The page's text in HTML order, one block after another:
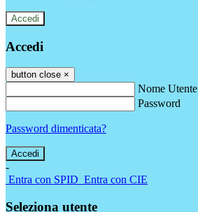
Accedi
Accedi
button close ×
Nome Utente
Password
Password dimenticata?
-
Entra con SPID Entra con CIE
Seleziona utente